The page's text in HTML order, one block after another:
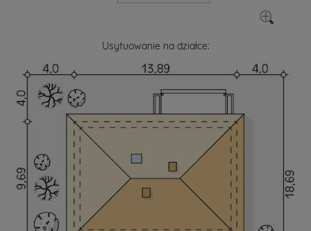
Usytuowanie na działce: